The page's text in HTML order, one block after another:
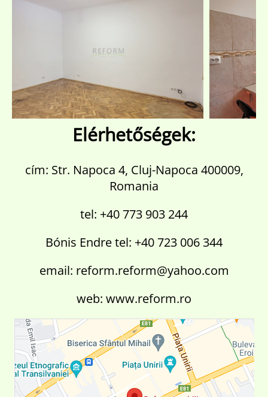
Elérhetőségek:
cím: Str. Napoca 4, Cluj-Napoca 400009,
Romania
tel: +40 773 903 244
Bónis Endre tel: +40 723 006 344
email: reform.reform@yahoo.com
web: www.reform.ro